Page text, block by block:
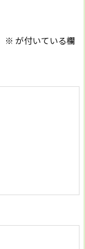
※ が付いている欄